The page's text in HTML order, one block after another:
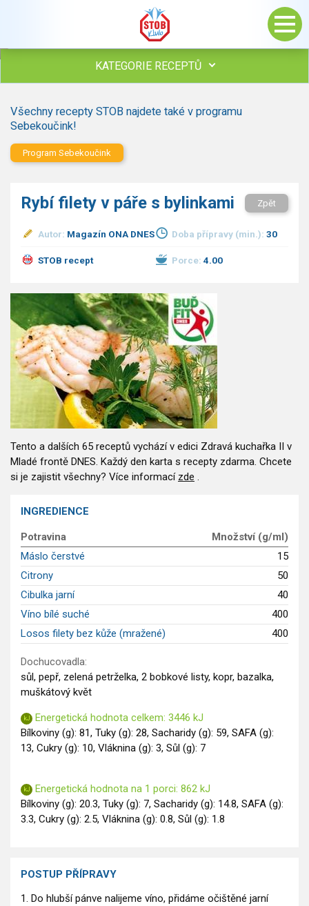
KATEGORIE RECEPTŮ
Polévky
Maso
vepřové
ryby
zvěřina
Omáčky
Bezmasé a zeleninové
Saláty
Sladké pokrmy
Dezerty
Nápoje
Dětské recepty
Všechny recepty STOB najdete také v programu
Sebekoučink!
Program Sebekoučink
Rybí filety v páře s bylinkami Zpět
Autor: Magazín ONA DNES Doba přípravy (min.): 30
STOB recept Porce: 4.00
Tento a dalších 65 receptů vychází v edici Zdravá kuchařka II v
Mladé frontě DNES. Každý den karta s recepty zdarma. Chcete
si je zajistit všechny? Více informací zde .
INGREDIENCE
Potravina
Množství (g/ml)
Máslo čerstvé
15
Citrony
50
Cibulka jarní
40
Víno bílé suché
400
Losos filety bez kůže (mražené)
400
Dochucovadla:
sůl, pepř, zelená petrželka, 2 bobkové listy, kopr, bazalka,
muškátový květ
Energetická hodnota celkem: 3446 kJ
Bílkoviny (g): 81, Tuky (g): 28, Sacharidy (g): 59, SAFA (g):
13, Cukry (g): 10, Vláknina (g): 3, Sůl (g): 7
Energetická hodnota na 1 porci: 862 kJ
Bílkoviny (g): 20.3, Tuky (g): 7, Sacharidy (g): 14.8, SAFA (g):
3.3, Cukry (g): 2.5, Vláknina (g): 0.8, Sůl (g): 1.8
POSTUP PŘÍPRAVY
1. Do hlubší pánve nalijeme víno, přidáme očištěné jarní